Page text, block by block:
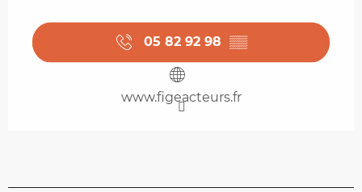
05 82 92 98 ▒▒
www.figeacteurs.fr